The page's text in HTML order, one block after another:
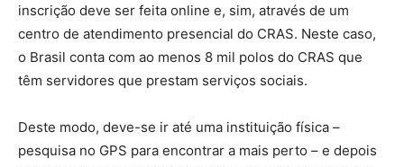
inscrição deve ser feita online e, sim, através de um
centro de atendimento presencial do CRAS. Neste caso,
o Brasil conta com ao menos 8 mil polos do CRAS que
têm servidores que prestam serviços sociais.
Deste modo, deve-se ir até uma instituição física –
pesquisa no GPS para encontrar a mais perto – e depois